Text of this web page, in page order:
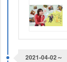
2021-04-02～